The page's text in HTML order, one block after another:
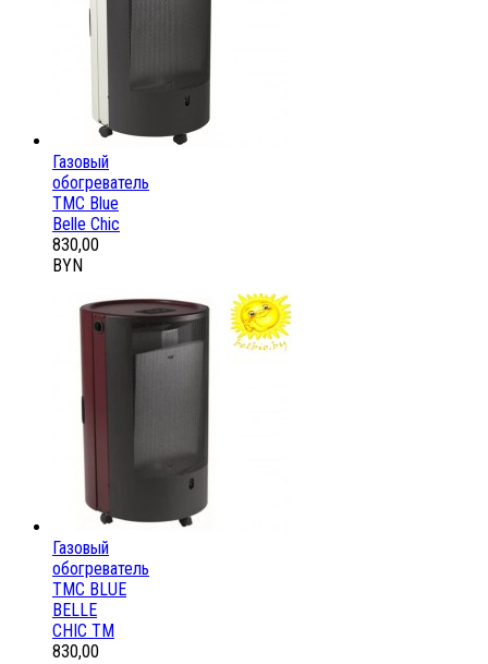
Газовый
обогреватель
ТМС Blue
Belle Chic
830,00
BYN
Газовый
обогреватель
ТМС BLUE
BELLE
CHIC ТМ
830,00